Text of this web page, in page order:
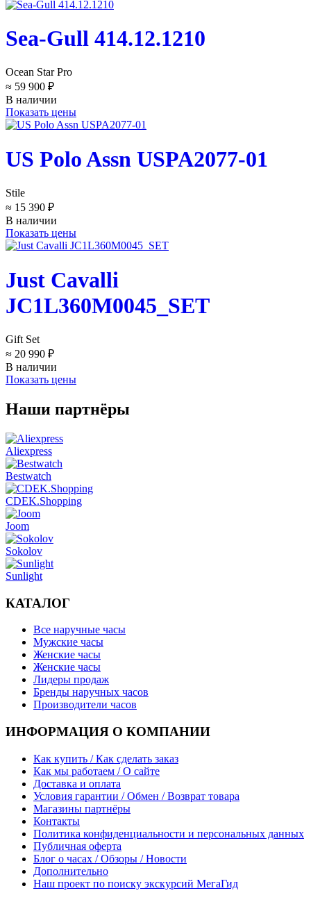
Sea-Gull 414.12.1210
Ocean Star Pro
≈ 59 900 ₽
В наличии
Показать цены
US Polo Assn USPA2077-01
Stile
≈ 15 390 ₽
В наличии
Показать цены
Just Cavalli
JC1L360M0045_SET
Gift Set
≈ 20 990 ₽
В наличии
Показать цены
Наши партнёры
Aliexpress
Bestwatch
CDEK.Shopping
Joom
Sokolov
Sunlight
КАТАЛОГ
Все наручные часы
Мужские часы
Женские часы
Женские часы
Лидеры продаж
Бренды наручных часов
Производители часов
ИНФОРМАЦИЯ О КОМПАНИИ
Как купить / Как сделать заказ
Как мы работаем / О сайте
Доставка и оплата
Условия гарантии / Обмен / Возврат товара
Магазины партнёры
Контакты
Политика конфиденциальности и персональных данных
Публичная оферта
Блог о часах / Обзоры / Новости
Дополнительно
Наш проект по поиску экскурсий МегаГид